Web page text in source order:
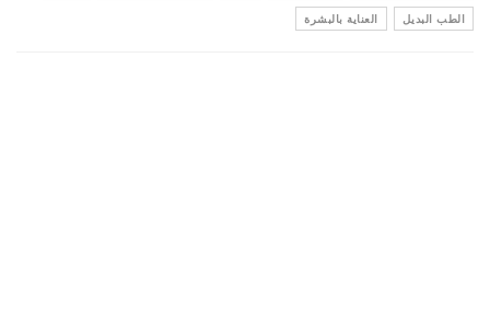
الطب البديل
العناية بالبشرة